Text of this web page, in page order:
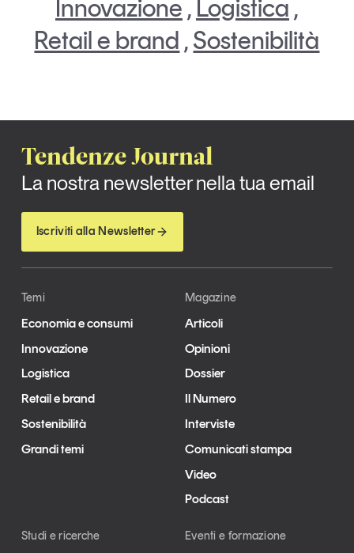
Innovazione , Logistica ,
Retail e brand ,Sostenibilità
Tendenze Journal
La nostra newsletter nella tua email
Iscriviti alla Newsletter
Temi
Economia e consumi
Innovazione
Logistica
Retail e brand
Sostenibilità
Grandi temi
Magazine
Articoli
Opinioni
Dossier
Il Numero
Interviste
Comunicati stampa
Video
Podcast
Studi e ricerche Eventi e formazione